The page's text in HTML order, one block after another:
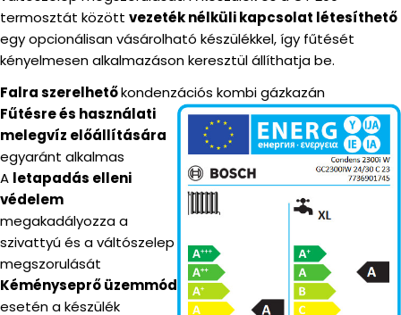
termosztát között vezeték nélküli kapcsolat létesíthető
egy opcionálisan vásárolható készülékkel, így fűtését
kényelmesen alkalmazáson keresztül állíthatja be.
Falra szerelhetőkondenzációs kombi gázkazán
Fűtésre és használati
melegvíz előállítására
egyaránt alkalmas
A letapadás elleni
védelem
megakadályozza a
szivattyú és a váltószelep
megszorulását
Kéményseprő üzemmód
esetén a készülék